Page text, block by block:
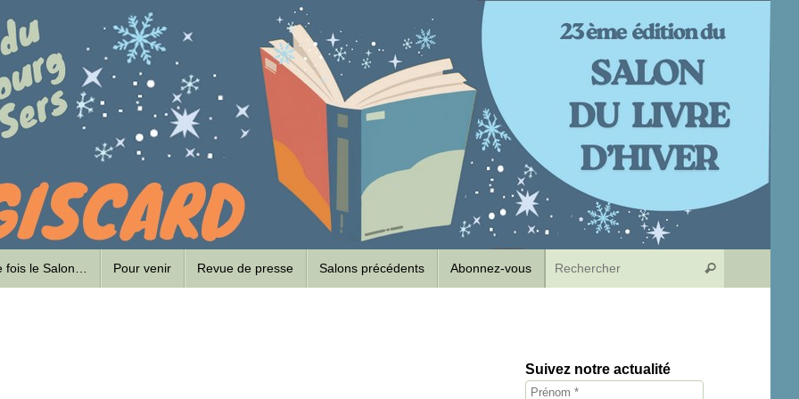
fois le Salon… Pour venir Revue de presse Salons précédents Abonnez-vous Rechercher
Suivez notre actualité